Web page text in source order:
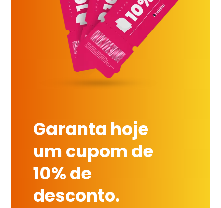
Garanta hoje
um cupom de
10% de
desconto.